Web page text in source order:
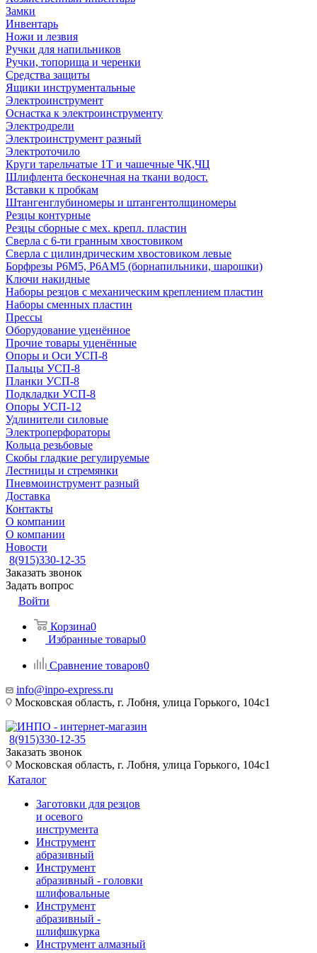
Замки
Инвентарь
Ножи и лезвия
Ручки для напильников
Ручки, топорища и черенки
Средства защиты
Ящики инструментальные
Электроинструмент
Оснастка к электроинструменту
Электродрели
Электроинструмент разный
Электроточило
Круги тарельчатые 1Т и чашечные ЧК,ЧЦ
Шлифлента бесконечная на ткани водост.
Вставки к пробкам
Штангенглубиномеры и штангентолщиномеры
Резцы контурные
Резцы сборные с мех. крепл. пластин
Сверла с 6-ти гранным хвостовиком
Сверла с цилиндрическим хвостовиком левые
Борфрезы Р6М5, Р6АМ5 (борнапильники, шарошки)
Ключи накидные
Наборы резцов с механическим креплением пластин
Наборы сменных пластин
Прессы
Оборудование уценённое
Прочие товары уценённые
Опоры и Оси УСП-8
Пальцы УСП-8
Планки УСП-8
Подкладки УСП-8
Опоры УСП-12
Удлинители силовые
Электроперфораторы
Кольца резьбовые
Скобы гладкие регулируемые
Лестницы и стремянки
Пневмоинструмент разный
Доставка
Контакты
О компании
О компании
Новости
8(915)330-12-35
Заказать звонок
Задать вопрос
Войти
Корзина0
Избранные товары0
Сравнение товаров0
info@inpo-express.ru
Московская область, г. Лобня, улица Горького, 104с1
8(915)330-12-35
Заказать звонок
Московская область, г. Лобня, улица Горького, 104с1
Каталог
Заготовки для резцов
и осевого
инструмента
Инструмент
абразивный
Инструмент
абразивный - головки
шлифовальные
Инструмент
абразивный -
шлифшкурка
Инструмент алмазный